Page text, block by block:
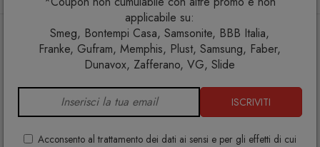
applicabile su:
Smeg, Bontempi Casa, Samsonite, BBB Italia,
Franke, Gufram, Memphis, Plust, Samsung, Faber,
Dunavox, Zafferano, VG, Slide
ISCRIVITI
Acconsento al trattamento dei dati ai sensi e per gli effetti di cui